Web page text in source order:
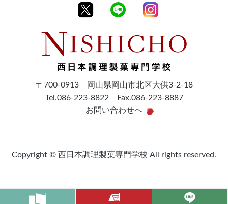
〒700-0913 岡山県岡山市北区大供3-2-18
Tel.086-223-8822 Fax.086-223-8887
お問い合わせへ
Copyright © 西日本調理製菓専門学校 All rights reserved.